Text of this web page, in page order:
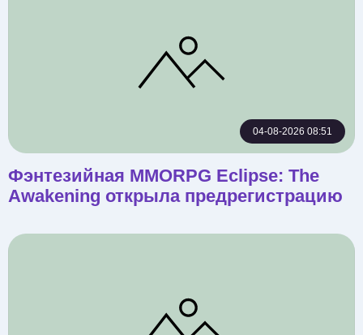
04-08-2026 08:51
Фэнтезийная MMORPG Eclipse: The
Awakening открыла предрегистрацию